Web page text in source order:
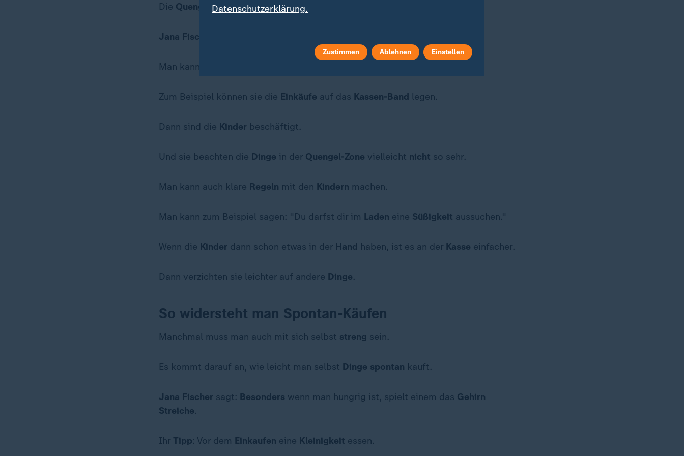
Die Quengel-Zoneheißt so, weilKinder
Jana Fischer
Man kann
Zum Beispiel können sie die Einkäufe auf das Kassen-Band legen.
Dann sind die Kinder beschäftigt.
Und sie beachten die Dinge in der Quengel-Zone vielleicht nicht so sehr.
Man kann auch klare Regeln mit den Kindern machen.
Man kann zum Beispiel sagen: "Du darfst dir im Laden eine Süßigkeit aussuchen."
Wenn die Kinder dann schon etwas in der Hand haben, ist es an der Kasse einfacher.
Dann verzichten sie leichter auf andere Dinge.
So widersteht man Spontan-Käufen
Manchmal muss man auch mit sich selbst streng sein.
Es kommt darauf an, wie leicht man selbst Dinge spontan kauft.
Jana Fischer sagt: Besonders wenn man hungrig ist, spielt einem das Gehirn
Streiche.
Ihr Tipp: Vor dem Einkaufen eine Kleinigkeit essen.
Datenschutzerklärung.
Zustimmen Ablehnen Einstellen